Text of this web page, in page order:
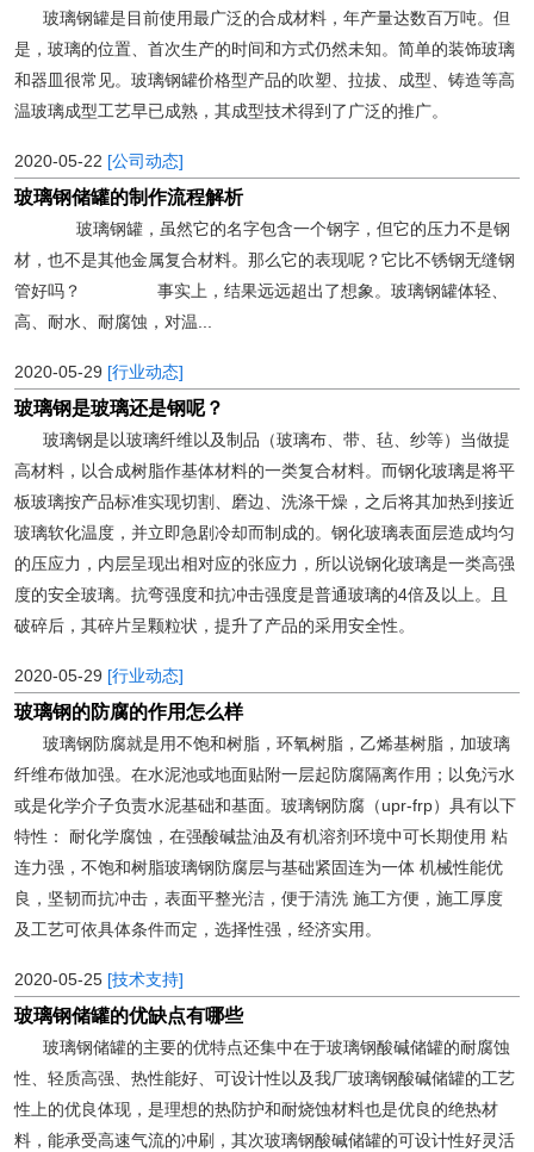
玻璃钢罐是目前使用最广泛的合成材料，年产量达数百万吨。但
是，玻璃的位置、首次生产的时间和方式仍然未知。简单的装饰玻璃
和器皿很常见。玻璃钢罐价格型产品的吹塑、拉拔、成型、铸造等高
温玻璃成型工艺早已成熟，其成型技术得到了广泛的推广。
2020-05-22 [公司动态]
玻璃钢储罐的制作流程解析
玻璃钢罐，虽然它的名字包含一个钢字，但它的压力不是钢
材，也不是其他金属复合材料。那么它的表现呢？它比不锈钢无缝钢
管好吗？ 事实上，结果远远超出了想象。玻璃钢罐体轻、
高、耐水、耐腐蚀，对温...
2020-05-29 [行业动态]
玻璃钢是玻璃还是钢呢？
玻璃钢是以玻璃纤维以及制品（玻璃布、带、毡、纱等）当做提
高材料，以合成树脂作基体材料的一类复合材料。而钢化玻璃是将平
板玻璃按产品标准实现切割、磨边、洗涤干燥，之后将其加热到接近
玻璃软化温度，并立即急剧冷却而制成的。钢化玻璃表面层造成均匀
的压应力，内层呈现出相对应的张应力，所以说钢化玻璃是一类高强
度的安全玻璃。抗弯强度和抗冲击强度是普通玻璃的4倍及以上。且
破碎后，其碎片呈颗粒状，提升了产品的采用安全性。
2020-05-29 [行业动态]
玻璃钢的防腐的作用怎么样
玻璃钢防腐就是用不饱和树脂，环氧树脂，乙烯基树脂，加玻璃
纤维布做加强。在水泥池或地面贴附一层起防腐隔离作用；以免污水
或是化学介子负责水泥基础和基面。玻璃钢防腐（upr-frp）具有以下
特性： 耐化学腐蚀，在强酸碱盐油及有机溶剂环境中可长期使用 粘
连力强，不饱和树脂玻璃钢防腐层与基础紧固连为一体 机械性能优
良，坚韧而抗冲击，表面平整光洁，便于清洗 施工方便，施工厚度
及工艺可依具体条件而定，选择性强，经济实用。
2020-05-25 [技术支持]
玻璃钢储罐的优缺点有哪些
玻璃钢储罐的主要的优特点还集中在于玻璃钢酸碱储罐的耐腐蚀
性、轻质高强、热性能好、可设计性以及我厂玻璃钢酸碱储罐的工艺
性上的优良体现，是理想的热防护和耐烧蚀材料也是优良的绝热材
料，能承受高速气流的冲刷，其次玻璃钢酸碱储罐的可设计性好灵活